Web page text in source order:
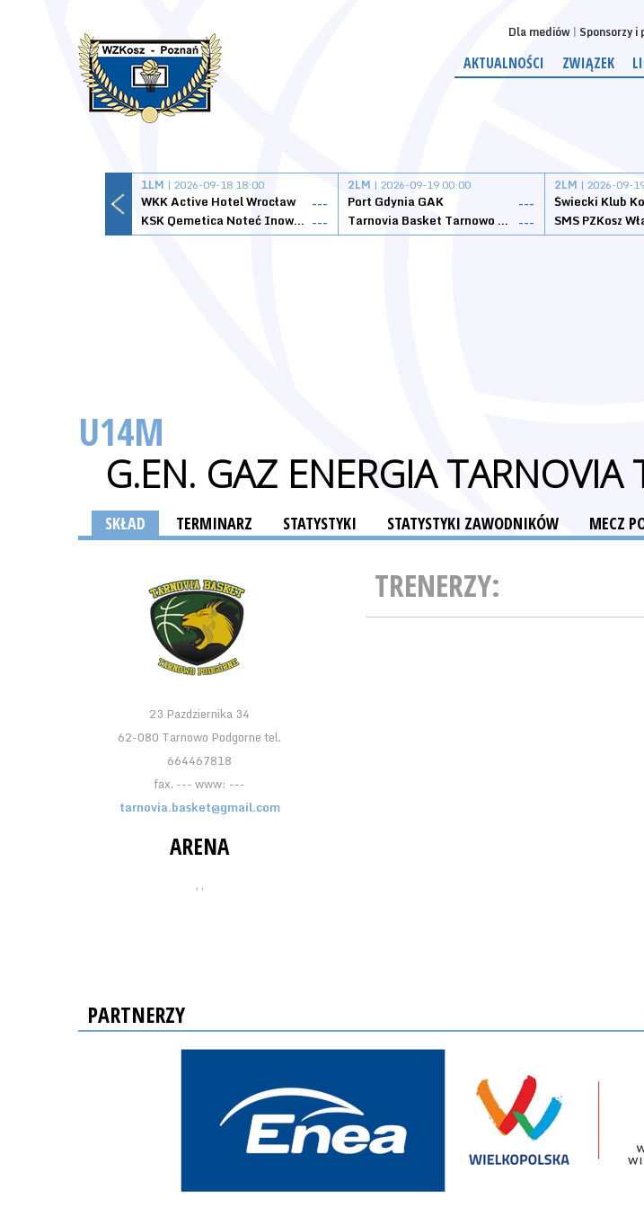
Dla mediów Sponsorzy i
AKTUALNOŚCI ZWIĄZEK
1LM | 2026-09-18 18:00
WKK Active Hotel Wrocław
---
KSK Qemetica Noteć Inowrocław ---
2LM | 2026-09-19 00:00
Port Gdynia GAK
---
Tarnovia Basket Tarnowo Podgórne ---
2LM | 2026-09-
Świecki Klub
SMS PZKosz
U14M
G.EN. GAZ ENERGIA
SKŁAD TERMINARZ STATYSTYKI STATYSTYKI ZAWODNIKÓW MECZ
23 Pazdziernika 34
62-080 Tarnowo Podgorne tel.
664467818
fax. --- www: ---
tarnovia.basket@gmail.com
ARENA
, ,
TRENERZY:
PARTNERZY